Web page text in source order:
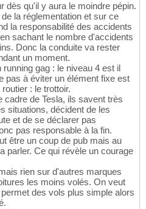
dès qu'il y aura le moindre pépin.
la réglementation et sur ce
la responsabilité des accidents
sachant le nombre d'accidents
Donc la conduite va rester
un moment.
gag : le niveau 4 est il
pas à éviter un élément fixe est
: le trottoir.
de Tesla, ils savent très
situations, décident de les
et de se déclarer pas
pas responsable à la fin.
être un coup de pub mais au
parler. Ce qui révèle un courage
rien sur d'autres marques
les moins volés. On veut
des vols plus simple alors